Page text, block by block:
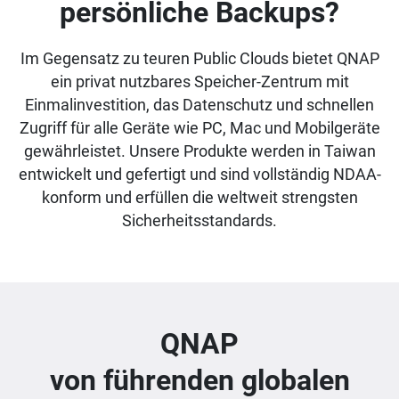
persönliche Backups?
Im Gegensatz zu teuren Public Clouds bietet QNAP
ein privat nutzbares Speicher-Zentrum mit
Einmalinvestition, das Datenschutz und schnellen
Zugriff für alle Geräte wie PC, Mac und Mobilgeräte
gewährleistet. Unsere Produkte werden in Taiwan
entwickelt und gefertigt und sind vollständig NDAA-
konform und erfüllen die weltweit strengsten
Sicherheitsstandards.
QNAP
von führenden globalen